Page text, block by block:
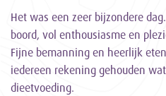
Het was een zeer bijzondere
boord, vol enthousiasme en
Fijne bemanning en heerlijk
iedereen rekening gehouden
dieetvoeding.